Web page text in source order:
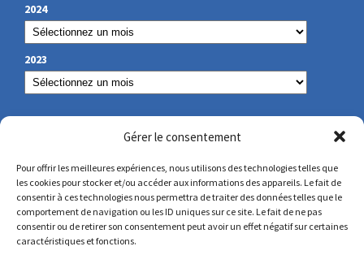
Gérer le consentement
Pour offrir les meilleures expériences, nous utilisons des technologies telles que
les cookies pour stocker et/ou accéder aux informations des appareils. Le fait de
consentir à ces technologies nous permettra de traiter des données telles que le
comportement de navigation ou les ID uniques sur ce site. Le fait de ne pas
consentir ou de retirer son consentement peut avoir un effet négatif sur certaines
caractéristiques et fonctions.
2024
2023
NOS COORDONNÉES
secretariat@lamennais.org
protectionenfance@lamennais.org